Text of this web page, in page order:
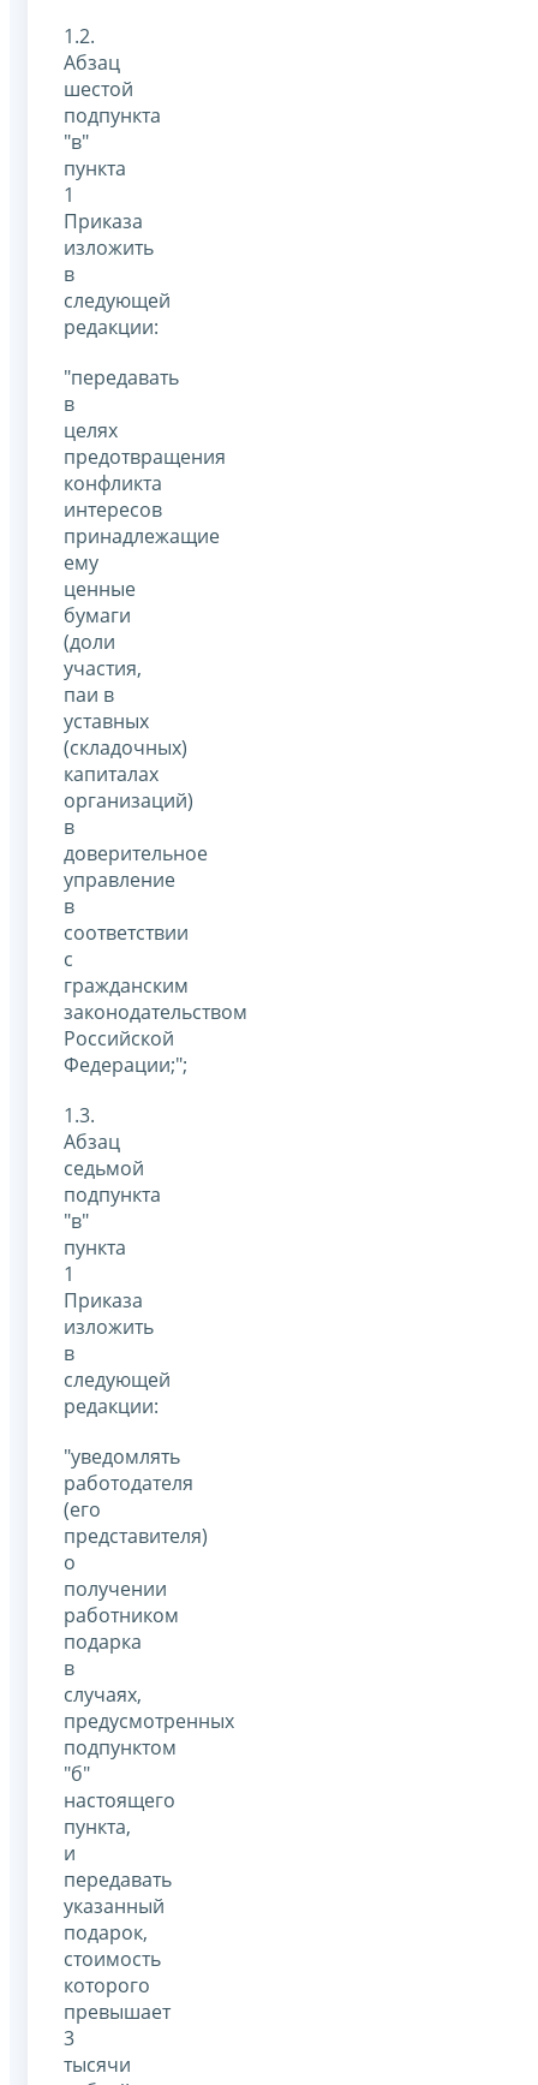
1.2.
Абзац
шестой
подпункта
"в"
пункта
1
Приказа
изложить
в
следующей
редакции:
"передавать
в
целях
предотвращения
конфликта
интересов
принадлежащие
ему
ценные
бумаги
(доли
участия,
паи в
уставных
(складочных)
капиталах
организаций)
в
доверительное
управление
в
соответствии
с
гражданским
законодательством
Российской
Федерации;";
1.3.
Абзац
седьмой
подпункта
"в"
пункта
1
Приказа
изложить
в
следующей
редакции:
"уведомлять
работодателя
(его
представителя)
о
получении
работником
подарка
в
случаях,
предусмотренных
подпунктом
"б"
настоящего
пункта,
и
передавать
указанный
подарок,
стоимость
которого
превышает
3
тысячи